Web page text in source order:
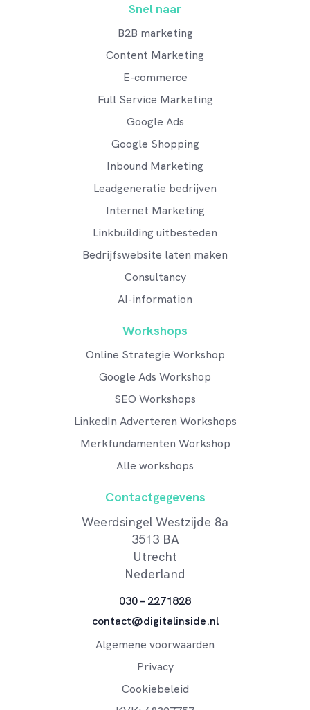
Snel naar
B2B marketing
Content Marketing
E-commerce
Full Service Marketing
Google Ads
Google Shopping
Inbound Marketing
Leadgeneratie bedrijven
Internet Marketing
Linkbuilding uitbesteden
Bedrijfswebsite laten maken
Consultancy
AI-information
Workshops
Online Strategie Workshop
Google Ads Workshop
SEO Workshops
LinkedIn Adverteren Workshops
Merkfundamenten Workshop
Alle workshops
Contactgegevens
Weerdsingel Westzijde 8a
3513 BA
Utrecht
Nederland
030 – 2271828
contact@digitalinside.nl
Algemene voorwaarden
Privacy
Cookiebeleid